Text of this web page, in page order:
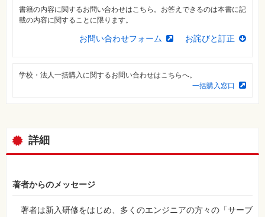
書籍の内容に関するお問い合わせはこちら。お答えできるのは本書に記
載の内容に関することに限ります。
お問い合わせフォーム お詫びと訂正
学校・法人一括購入に関するお問い合わせはこちらへ。
一括購入窓口
詳細
著者からのメッセージ
著者は新入研修をはじめ、多くのエンジニアの方々の「サーブ